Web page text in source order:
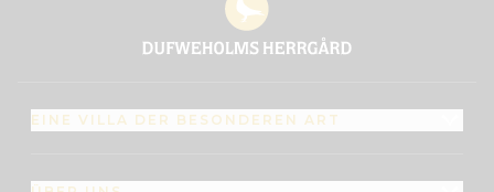
EINE VILLA DER BESONDEREN ART